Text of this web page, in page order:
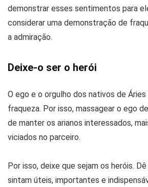
demonstrar esses sentimentos para
considerar uma demonstração de
a admiração.
Deixe-o ser o herói
O ego e o orgulho dos nativos de Áries
fraqueza. Por isso, massagear o ego
de manter os arianos interessados,
viciados no parceiro.
Por isso, deixe que sejam os heróis.
sintam úteis, importantes e